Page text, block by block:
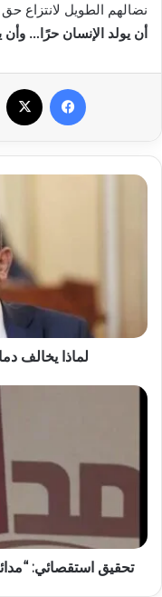
نضالهم الطويل لانتزاع
أن يولد الإنسان حرًا…
فيسبوك
لماذا يخالف
تحقيق استقصائي: